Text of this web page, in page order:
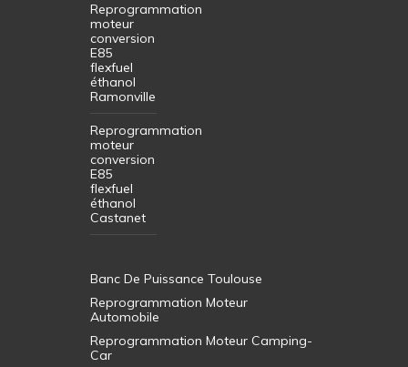
Reprogrammation
moteur
conversion
E85
flexfuel
éthanol
Ramonville
Reprogrammation
moteur
conversion
E85
flexfuel
éthanol
Castanet
Banc De Puissance Toulouse
Reprogrammation Moteur
Automobile
Reprogrammation Moteur Camping-
Car